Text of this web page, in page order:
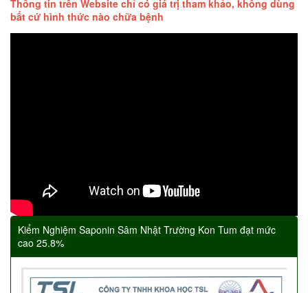
Thông tin trên Website chỉ có giá trị tham khảo, không dùng
bất cứ hình thức nào chữa bệnh
Kiểm Nghiệm Saponin Sâm Nhật Trường Kon Tum đạt mức
cao 25.8%